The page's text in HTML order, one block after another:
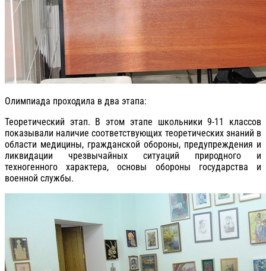
Олимпиада проходила в два этапа:
Теоретический этап. В этом этапе школьники 9-11 классов
показывали наличие соответствующих теоретических знаний в
области медицины, гражданской обороны, предупреждения и
ликвидации чрезвычайных ситуаций природного и
техногенного характера, основы обороны государства и
военной службы.